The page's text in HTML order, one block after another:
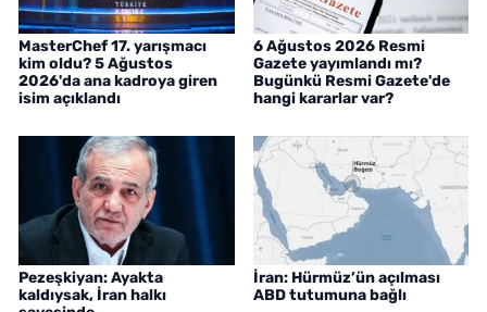
MasterChef 17. yarışmacı
kim oldu? 5 Ağustos
2026'da ana kadroya giren
isim açıklandı
6 Ağustos 2026 Resmi
Gazete yayımlandı mı?
Bugünkü Resmi Gazete'de
hangi kararlar var?
Pezeşkiyan: Ayakta
kaldıysak, İran halkı
İran: Hürmüz’ün açılması
ABD tutumuna bağlı